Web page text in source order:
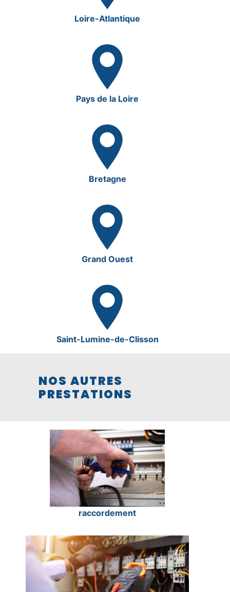
Loire-Atlantique
Pays de la Loire
Bretagne
Grand Ouest
Saint-Lumine-de-Clisson
NOS AUTRES
PRESTATIONS
raccordement